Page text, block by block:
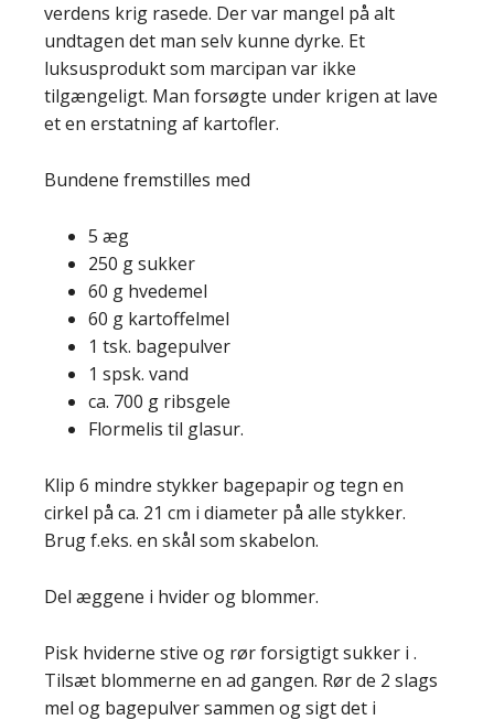
verdens krig rasede. Der var mangel på alt
undtagen det man selv kunne dyrke. Et
luksusprodukt som marcipan var ikke
tilgængeligt. Man forsøgte under krigen at lave
et en erstatning af kartofler.
Bundene fremstilles med
5 æg
250 g sukker
60 g hvedemel
60 g kartoffelmel
1 tsk. bagepulver
1 spsk. vand
ca. 700 g ribsgele
Flormelis til glasur.
Klip 6 mindre stykker bagepapir og tegn en
cirkel på ca. 21 cm i diameter på alle stykker.
Brug f.eks. en skål som skabelon.
Del æggene i hvider og blommer.
Pisk hviderne stive og rør forsigtigt sukker i .
Tilsæt blommerne en ad gangen. Rør de 2 slags
mel og bagepulver sammen og sigt det i